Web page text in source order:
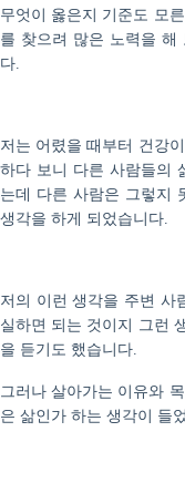
무엇이 옳은지 기준도 모
를 찾으려 많은 노력을
다
저는 어렸을 때부터 건강
하다 보니 다른 사람들의
는데 다른 사람은 그렇지
생각을 하게 되었습니다
저의 이런 생각을 주변 사
실하면 되는 것이지 그런
을 듣기도 했습니다
그러나 살아가는 이유와
은 삶인가 하는 생각이 들